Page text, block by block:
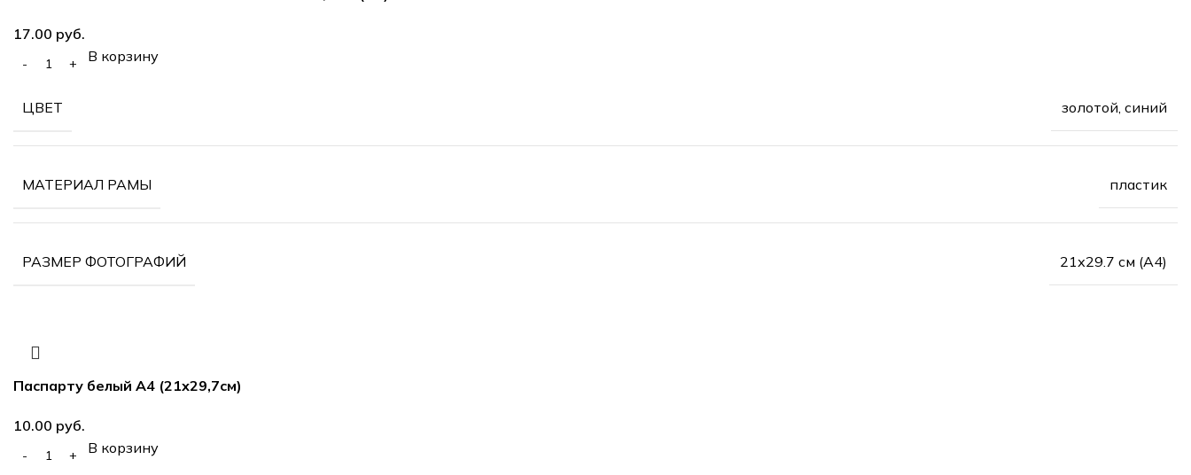
руб.
В корзину
ЦВЕТ золотой, синий
МАТЕРИАЛ РАМЫ пластик
РАЗМЕР ФОТОГРАФИЙ 21х29.7 см (А4)
Паспарту белый А4 (21х29,7см)
руб.
В корзину